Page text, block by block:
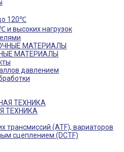
120℃
и высоких нагрузок
МАТЕРИАЛЫ
давлением
ТЕХНИКА
трансмиссий (ATF), вариаторов
сцеплением (DCTF)